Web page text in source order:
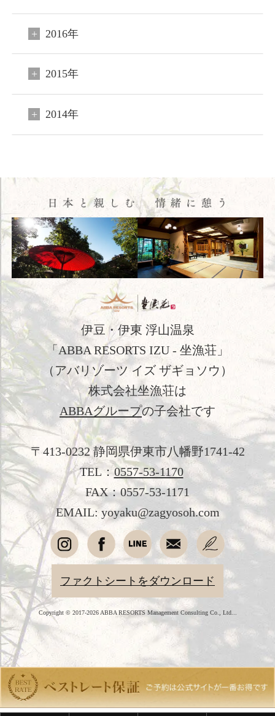
2016年
2015年
2014年
伊豆・伊東 浮山温泉
「ABBA RESORTS IZU - 坐漁荘」
（アバリゾーツ イズ ザギョソウ）
株式会社坐漁荘は
ABBAグループの子会社です
〒413-0232 静岡県伊東市八幡野1741-42
TEL：0557-53-1170
FAX：0557-53-1171
EMAIL: yoyaku@zagyosoh.com
ファクトシートをダウンロード
Copyright © 2017-2026 ABBA RESORTS Management Consulting Co., Ltd...
ご宿泊予約 会員申込
HOME
コンセプト
料理
温泉
館内施設
アクセス
新着情報
日本文化体験
観光のご案内
フォトギャラリー
おすすめ宿泊プラン
よくあるご質問
採用情報